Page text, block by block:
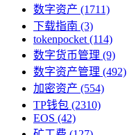
数字资产 (1711)
下载指南 (3)
tokenpocket (114)
数字货币管理 (9)
数字资产管理 (492)
加密资产 (554)
TP钱包 (2310)
EOS (42)